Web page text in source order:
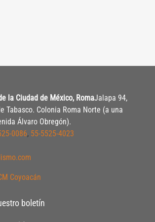
la Ciudad de México, RomaJalapa 94,
Tabasco. Colonia Roma Norte (a una
Álvaro Obregón).
0086, 55-5525-4023
Coyoacán
boletín